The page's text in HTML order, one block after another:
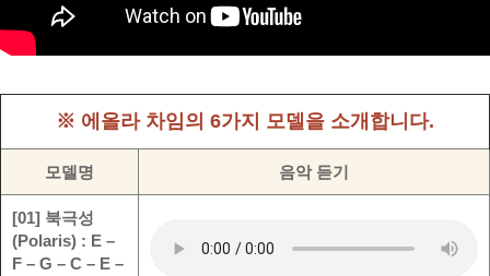
※ 에올라 차임의 6가지 모델을 소개합니다.
모델명 음악 듣기
[01] 북극성
(Polaris) : E –
F – G – C – E –